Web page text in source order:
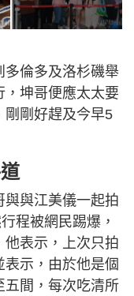
多倫多及洛杉磯舉
坤哥便應太太要
剛剛好趕及今早5
與與江美儀一起拍
程被網民踢爆，
表示，上次只拍
表示，由於他是個
五間，每次吃清所